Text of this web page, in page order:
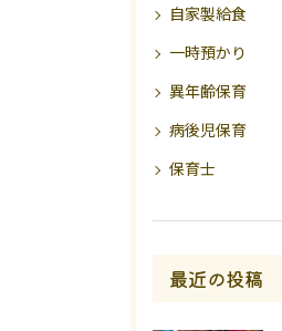
自家製給食
一時預かり
異年齢保育
病後児保育
保育士
最近の投稿